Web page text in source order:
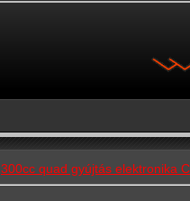
300cc quad gyújtás elektronika